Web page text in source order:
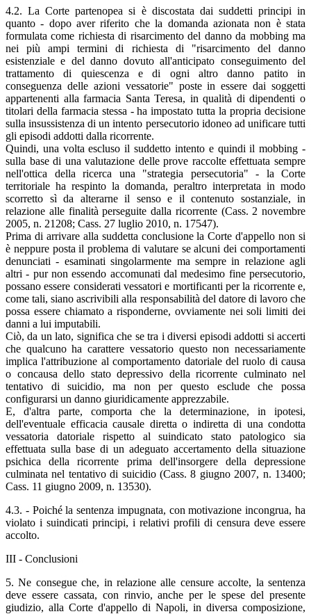
4.2. La Corte partenopea si è discostata dai suddetti principi in
quanto - dopo aver riferito che la domanda azionata non è stata
formulata come richiesta di risarcimento del danno da mobbing ma
nei più ampi termini di richiesta di "risarcimento del danno
esistenziale e del danno dovuto all'anticipato conseguimento del
trattamento di quiescenza e di ogni altro danno patito in
conseguenza delle azioni vessatorie" poste in essere dai soggetti
appartenenti alla farmacia Santa Teresa, in qualità di dipendenti o
titolari della farmacia stessa - ha impostato tutta la propria decisione
sulla insussistenza di un intento persecutorio idoneo ad unificare tutti
gli episodi addotti dalla ricorrente.
Quindi, una volta escluso il suddetto intento e quindi il mobbing -
sulla base di una valutazione delle prove raccolte effettuata sempre
nell'ottica della ricerca una "strategia persecutoria" - la Corte
territoriale ha respinto la domanda, peraltro interpretata in modo
scorretto sì da alterarne il senso e il contenuto sostanziale, in
relazione alle finalità perseguite dalla ricorrente (Cass. 2 novembre
2005, n. 21208; Cass. 27 luglio 2010, n. 17547).
Prima di arrivare alla suddetta conclusione la Corte d'appello non si
è neppure posta il problema di valutare se alcuni dei comportamenti
denunciati - esaminati singolarmente ma sempre in relazione agli
altri - pur non essendo accomunati dal medesimo fine persecutorio,
possano essere considerati vessatori e mortificanti per la ricorrente e,
come tali, siano ascrivibili alla responsabilità del datore di lavoro che
possa essere chiamato a risponderne, ovviamente nei soli limiti dei
danni a lui imputabili.
Ciò, da un lato, significa che se tra i diversi episodi addotti si accerti
che qualcuno ha carattere vessatorio questo non necessariamente
implica l'attribuzione al comportamento datoriale del ruolo di causa
o concausa dello stato depressivo della ricorrente culminato nel
tentativo di suicidio, ma non per questo esclude che possa
configurarsi un danno giuridicamente apprezzabile.
E, d'altra parte, comporta che la determinazione, in ipotesi,
dell'eventuale efficacia causale diretta o indiretta di una condotta
vessatoria datoriale rispetto al suindicato stato patologico sia
effettuata sulla base di un adeguato accertamento della situazione
psichica della ricorrente prima dell'insorgere della depressione
culminata nel tentativo di suicidio (Cass. 8 giugno 2007, n. 13400;
Cass. 11 giugno 2009, n. 13530).
4.3. - Poiché la sentenza impugnata, con motivazione incongrua, ha
violato i suindicati principi, i relativi profili di censura deve essere
accolto.
III - Conclusioni
5. Ne consegue che, in relazione alle censure accolte, la sentenza
deve essere cassata, con rinvio, anche per le spese del presente
giudizio, alla Corte d'appello di Napoli, in diversa composizione,